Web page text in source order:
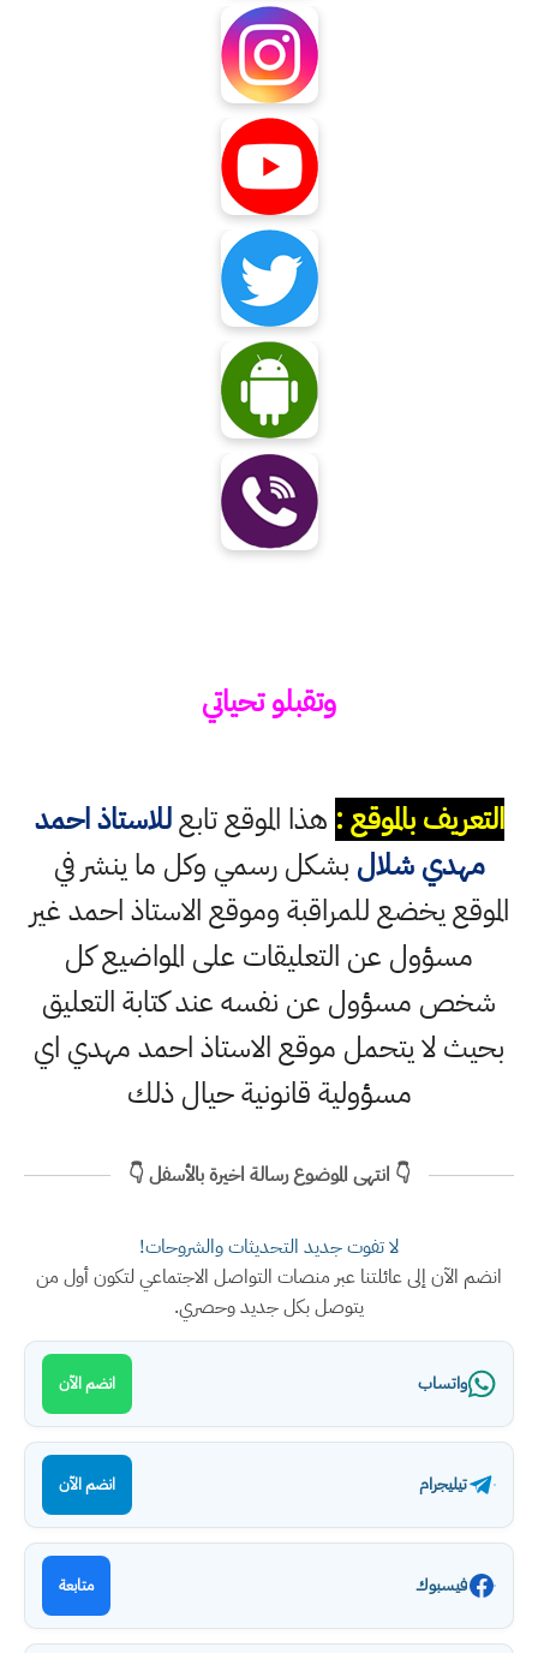
وتقبلو تحياتي
التعريف بالموقع : هذا الموقع تابعللاستاذ احمد
مهدي شلال بشكل رسمي وكل ما ينشر في
الموقع يخضع للمراقبة وموقع الاستاذ احمد غير
مسؤول عن التعليقات على المواضيع كل
شخص مسؤول عن نفسه عند كتابة التعليق
بحيث لا يتحمل موقع الاستاذ احمد مهدي اي
مسؤولية قانونية حيال ذلك
👇 انتهى الموضوع رسالة اخيرة بالأسفل 👇
لا تفوت جديد التحديثات والشروحات!
انضم الآن إلى عائلتنا عبر منصات التواصل الاجتماعي لتكون أول من
يتوصل بكل جديد وحصري.
واتساب انضم الآن
تيليجرام انضم الآن
فيسبوك متابعة